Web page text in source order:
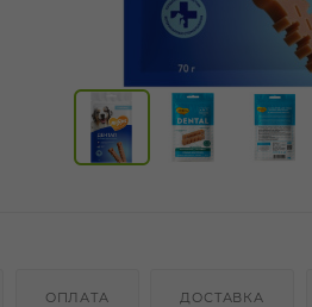
ОПЛАТА ДОСТАВКА